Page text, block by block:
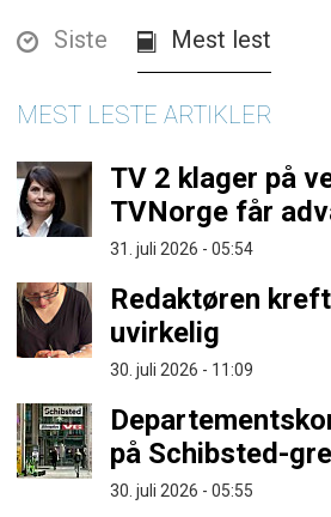
Siste Mest lest
MEST LESTE ARTIKLER
TV 2 klager på
TVNorge får
31. juli 2026 - 05:54
Redaktøren
uvirkelig
30. juli 2026 - 11:09
på Schibsted-
30. juli 2026 - 05:55